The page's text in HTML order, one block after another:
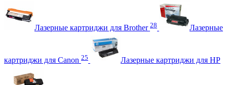
Лазерные картриджи для Brother 28 Лазерные
картриджи для Canon 25 Лазерные картриджи для HP